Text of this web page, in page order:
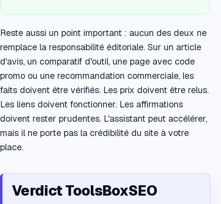
Reste aussi un point important : aucun des deux ne
remplace la responsabilité éditoriale. Sur un article
d'avis, un comparatif d'outil, une page avec code
promo ou une recommandation commerciale, les
faits doivent être vérifiés. Les prix doivent être relus.
Les liens doivent fonctionner. Les affirmations
doivent rester prudentes. L'assistant peut accélérer,
mais il ne porte pas la crédibilité du site à votre
place.
Verdict ToolsBoxSEO